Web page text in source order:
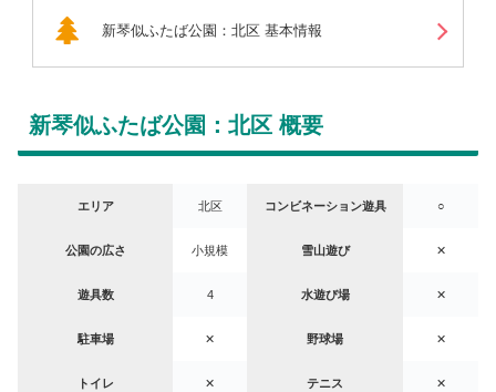
新琴似ふたば公園：北区 基本情報
新琴似ふたば公園：北区 概要
エリア 北区 コンビネーション遊具 ○
公園の広さ 小規模 雪山遊び ✕
遊具数 4 水遊び場 ✕
駐車場 ✕ 野球場 ✕
トイレ ✕ テニス ✕